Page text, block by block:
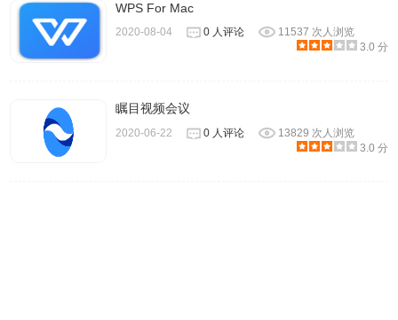
4、开放兼容的应用集成平台。
1、如果你所属的企业已经加入飞书，无需注册，你可以直接
WPS For Mac
2020-08-04 0 人评论
11537 次人浏览
3.0 分
瞩目视频会议
2020-06-22 0 人评论
13829 次人浏览
3.0 分